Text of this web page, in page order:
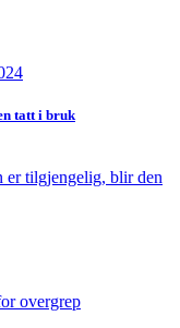
tatt i bruk
er tilgjengelig, blir den
overgrep